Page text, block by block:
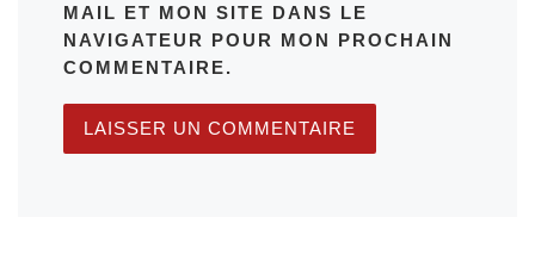
MAIL ET MON SITE DANS LE
NAVIGATEUR POUR MON PROCHAIN
COMMENTAIRE.